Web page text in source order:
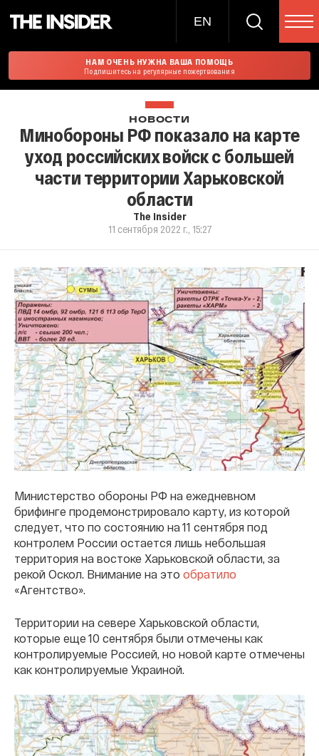
EN
НАМ ОЧЕНЬ НУЖНА ВАША ПОМОЩЬ
Подпишитесь на регулярные пожертвования
НОВОСТИ
Минобороны РФ показало на карте
уход российских войск с большей
части территории Харьковской
области
The Insider
11 сентября 2022 г., 15:27
Министерство обороны РФ на ежедневном
брифинге продемонстрировало карту, из которой
следует, что по состоянию на 11 сентября под
контролем России остается лишь небольшая
территория на востоке Харьковской области, за
рекой Оскол. Внимание на это обратило
«Агентство».
Территории на севере Харьковской области,
которые еще 10 сентября были отмечены как
контролируемые Россией, но новой карте отмечены
как контролируемые Украиной.